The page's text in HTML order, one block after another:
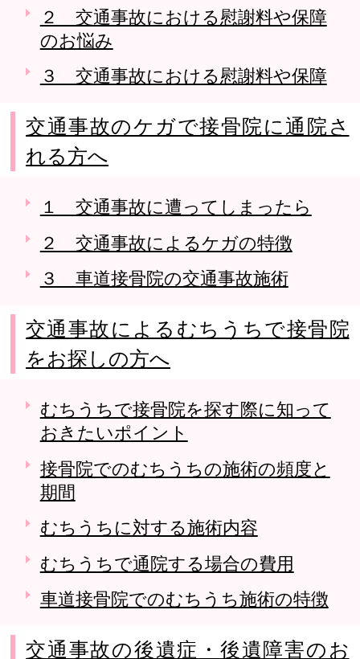
２ 交通事故における慰謝料や保障
のお悩み
３ 交通事故における慰謝料や保障
交通事故のケガで接骨院に通院さ
れる方へ
１ 交通事故に遭ってしまったら
２ 交通事故によるケガの特徴
３ 車道接骨院の交通事故施術
交通事故によるむちうちで接骨院
をお探しの方へ
むちうちで接骨院を探す際に知って
おきたいポイント
接骨院でのむちうちの施術の頻度と
期間
むちうちに対する施術内容
むちうちで通院する場合の費用
車道接骨院でのむちうち施術の特徴
交通事故の後遺症・後遺障害のお